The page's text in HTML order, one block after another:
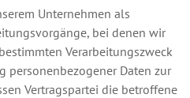
Unternehmen als
bei denen wir
Verarbeitungszweck
personenbezogener Daten zur
Vertragspartei die betroffene